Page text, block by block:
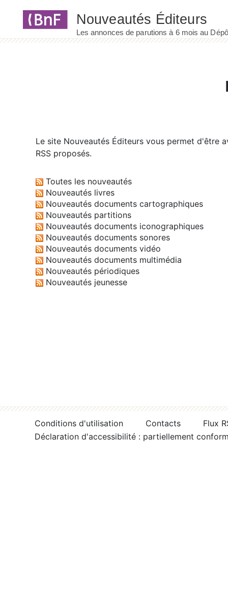
Le site Nouveautés Éditeurs vous permet d'être
RSS proposés.
Toutes les nouveautés
Nouveautés livres
Nouveautés documents cartographiques
Nouveautés partitions
Nouveautés documents iconographiques
Nouveautés documents sonores
Nouveautés documents vidéo
Nouveautés documents multimédia
Nouveautés périodiques
Nouveautés jeunesse
Conditions d'utilisation Contacts
Flux
Déclaration d'accessibilité : partiellement